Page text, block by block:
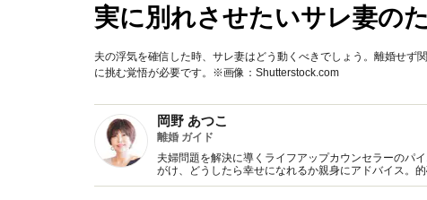
実に別れさせたいサレ妻の
夫の浮気を確信した時、サレ妻はどう動くべきでしょう。離婚せず
に挑む覚悟が必要です。※画像：Shutterstock.com
岡野 あつこ
離婚 ガイド
夫婦問題を解決に導くライフアップカウンセラーのパ
がけ、どうしたら幸せになれるか親身にアドバイス。
多くの人の共感を得ている。元祖･離婚カウンセラー養